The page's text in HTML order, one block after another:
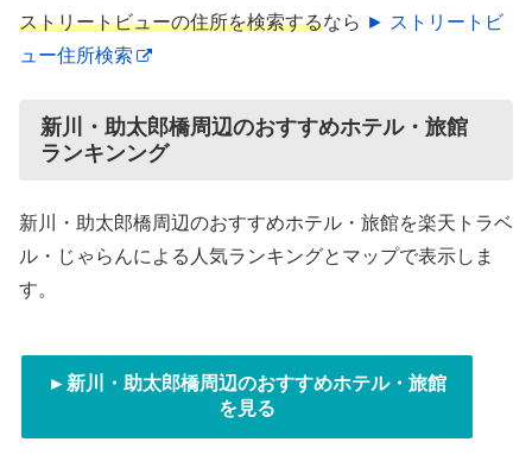
ストリートビューの住所を検索するなら ► ストリートビ
ュー住所検索
新川・助太郎橋周辺のおすすめホテル・旅館
ランキンング
新川・助太郎橋周辺のおすすめホテル・旅館を楽天トラベ
ル・じゃらんによる人気ランキングとマップで表示しま
す。
►新川・助太郎橋周辺のおすすめホテル・旅館
を見る